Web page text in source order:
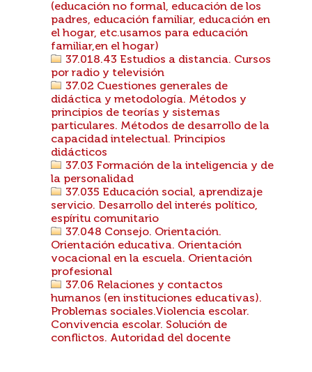
(educación no formal, educación de los
padres, educación familiar, educación en
el hogar, etc.usamos para educación
familiar,en el hogar)
37.018.43 Estudios a distancia. Cursos
por radio y televisión
37.02 Cuestiones generales de
didáctica y metodología. Métodos y
principios de teorías y sistemas
particulares. Métodos de desarrollo de la
capacidad intelectual. Principios
didácticos
37.03 Formación de la inteligencia y de
la personalidad
37.035 Educación social, aprendizaje
servicio. Desarrollo del interés político,
espíritu comunitario
37.048 Consejo. Orientación.
Orientación educativa. Orientación
vocacional en la escuela. Orientación
profesional
37.06 Relaciones y contactos
humanos (en instituciones educativas).
Problemas sociales.Violencia escolar.
Convivencia escolar. Solución de
conflictos. Autoridad del docente